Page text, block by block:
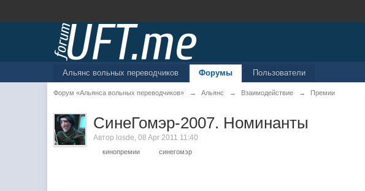
Альянс вольных переводчиков Форумы Пользователи
Форум «Альянса вольных переводчиков» → Альянс → Взаимодействие → Премии
СинеГомэр-2007. Номинанты
Автор losde,08 Apr 2011 11:40
кинопремии синегомэр